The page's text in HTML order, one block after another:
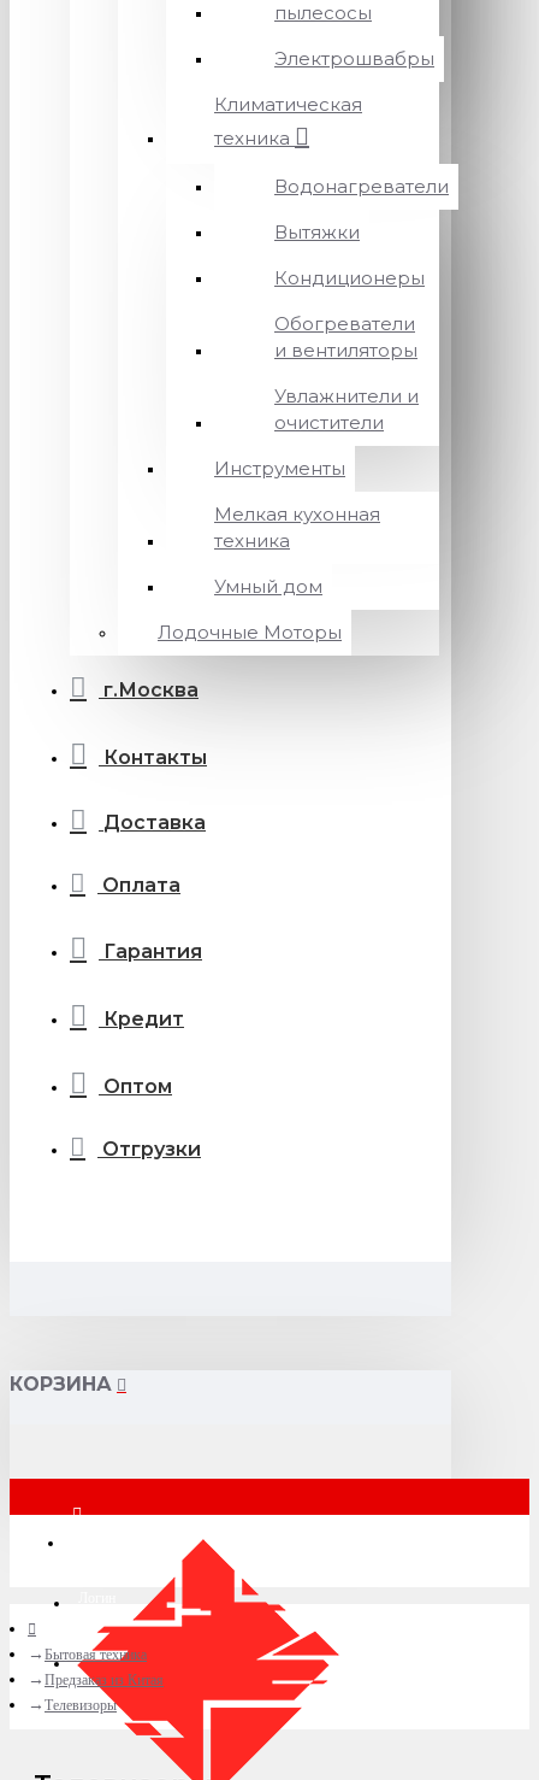
пылесосы
Электрошвабры
Климатическая
техника
Водонагреватели
Вытяжки
Кондиционеры
Обогреватели
и вентиляторы
Увлажнители и
очистители
Инструменты
Мелкая кухонная
техника
Умный дом
Лодочные Моторы
г.Москва
Контакты
Доставка
Оплата
Гарантия
Кредит
Оптом
Отгрузки
КОРЗИНА
+7 (495) 015-41-41
Бытовая техника
Предзаказ из Китая
Телевизоры